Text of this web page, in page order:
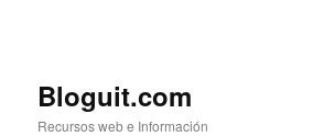
Bloguit.com
Recursos web e Información